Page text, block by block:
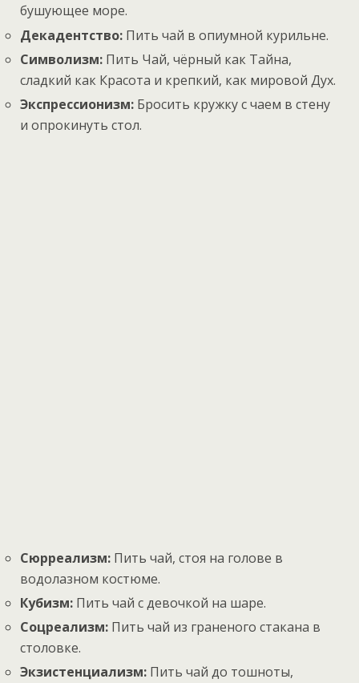
бушующее море.
Декадентство: Пить чай в опиумной курильне.
Символизм: Пить Чай, чёрный как Тайна,
сладкий как Красота и крепкий, как мировой Дух.
Экспрессионизм: Бросить кружку с чаем в стену
и опрокинуть стол.
Сюрреализм: Пить чай, стоя на голове в
водолазном костюме.
Кубизм: Пить чай с девочкой на шаре.
Соцреализм: Пить чай из граненого стакана в
столовке.
Экзистенциализм: Пить чай до тошноты,